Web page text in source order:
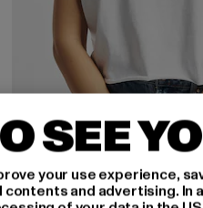
URBAN CLASSICS
Ladies Essentials Short
13,10 EUR
Derzeitiger Preis: 13,10 EUR
22,99 EUR
SEE
your use experience,
and advertising.